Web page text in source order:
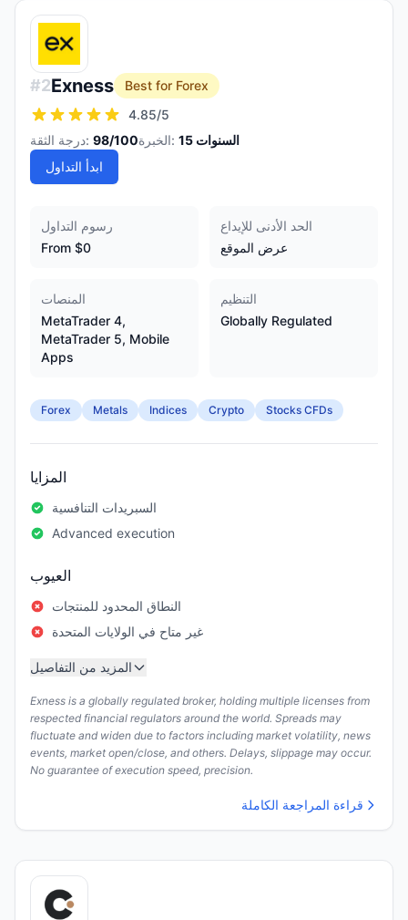
#2Exness
Best for Forex
4.85/5
درجة الثقة: 98/100 الخبرة: 15 السنوات
ابدأ التداول
رسوم التداول
From $0
الحد الأدنى للإيداع
عرض الموقع
المنصات
MetaTrader 4,
MetaTrader 5, Mobile
Apps
التنظيم
Globally Regulated
Forex Metals Indices Crypto Stocks CFDs
المزايا
السبريدات التنافسية
Advanced execution
العيوب
النطاق المحدود للمنتجات
غير متاح في الولايات المتحدة
المزيد من التفاصيل
Exness is a globally regulated broker, holding multiple licenses from
respected financial regulators around the world. Spreads may
fluctuate and widen due to factors including market volatility, news
events, market open/close, and others. Delays, slippage may occur.
No guarantee of execution speed, precision.
قراءة المراجعة الكاملة